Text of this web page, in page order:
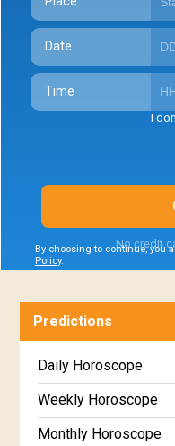
Date
Time
I
By choosing to continue, you
Policy.
No credit
Predictions
Daily Horoscope
Weekly Horoscope
Monthly Horoscope